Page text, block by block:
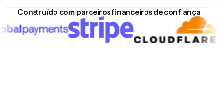
Construído com parceiros financeiros de confiança